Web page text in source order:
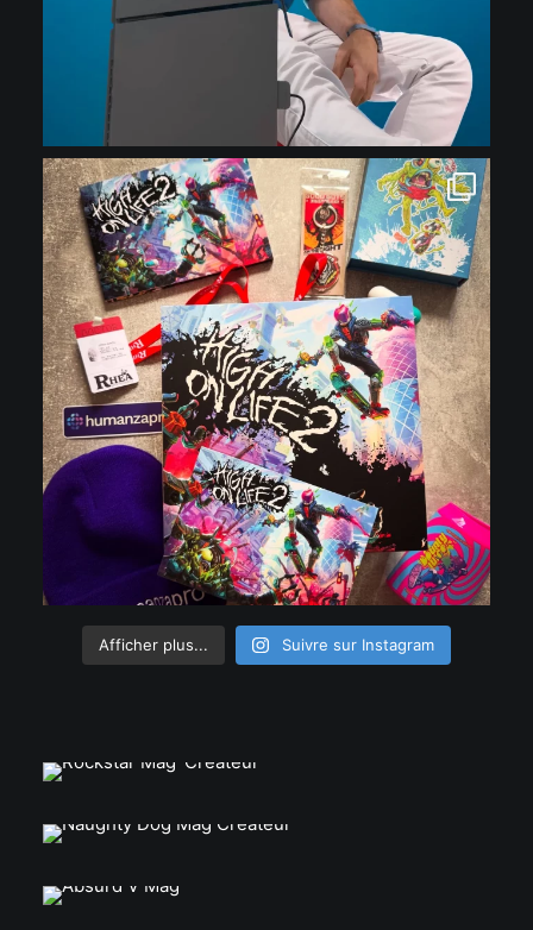
Afficher plus... Suivre sur Instagram